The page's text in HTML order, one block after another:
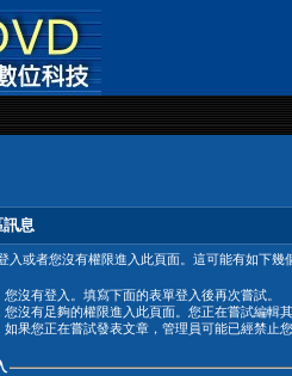
訊息
入或者您沒有權限進入此頁面。這可能有如下幾
您沒有登入。填寫下面的表單登入後再次嘗試。
您沒有足夠的權限進入此頁面。您正在嘗試編輯
如果您正在嘗試發表文章，管理員可能已經禁止